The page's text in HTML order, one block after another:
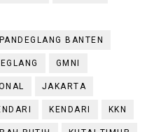
BANTEN
GMNI
JAKARTA
KENDARI KKN